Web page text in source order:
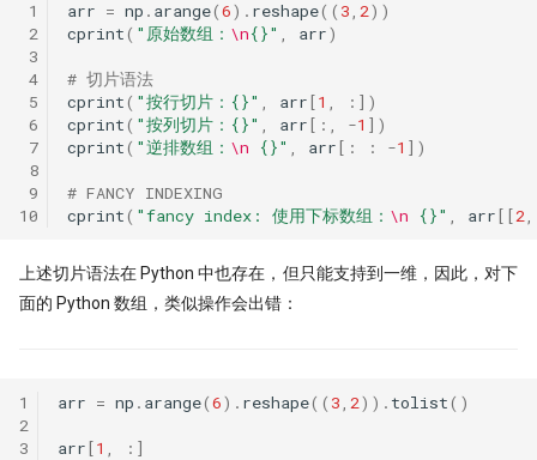
1
2
3
4
5
6
7
8
9
10
arr = np . arange(6) . reshape(( 3 2))
cprint( "原始数组： \n{}" arr)
# 切片语法
cprint( "按行切片： {}" arr[1
:])
cprint( "按列切片： {}" arr[:, -1 ])
cprint( "逆排数组： \n {}" arr[: : -1 ])
# FANCY INDEXING
cprint( "fancy index: 使用下标数组： \n {}" arr[[2
上述切片语法在 Python 中也存在，但只能支持到一维，因此，对下
面的 Python 数组，类似操作会出错：
1
2
3
arr = np . arange(6) . reshape(( 3 2)) . tolist()
arr[1 :]